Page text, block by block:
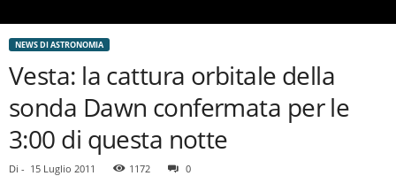
NEWS DI ASTRONOMIA
Vesta: la cattura orbitale della
sonda Dawn confermata per le
3:00 di questa notte
Di - 15 Luglio 2011 1172 0